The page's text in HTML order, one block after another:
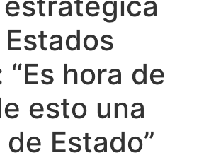
hora de
esto una
Estado”